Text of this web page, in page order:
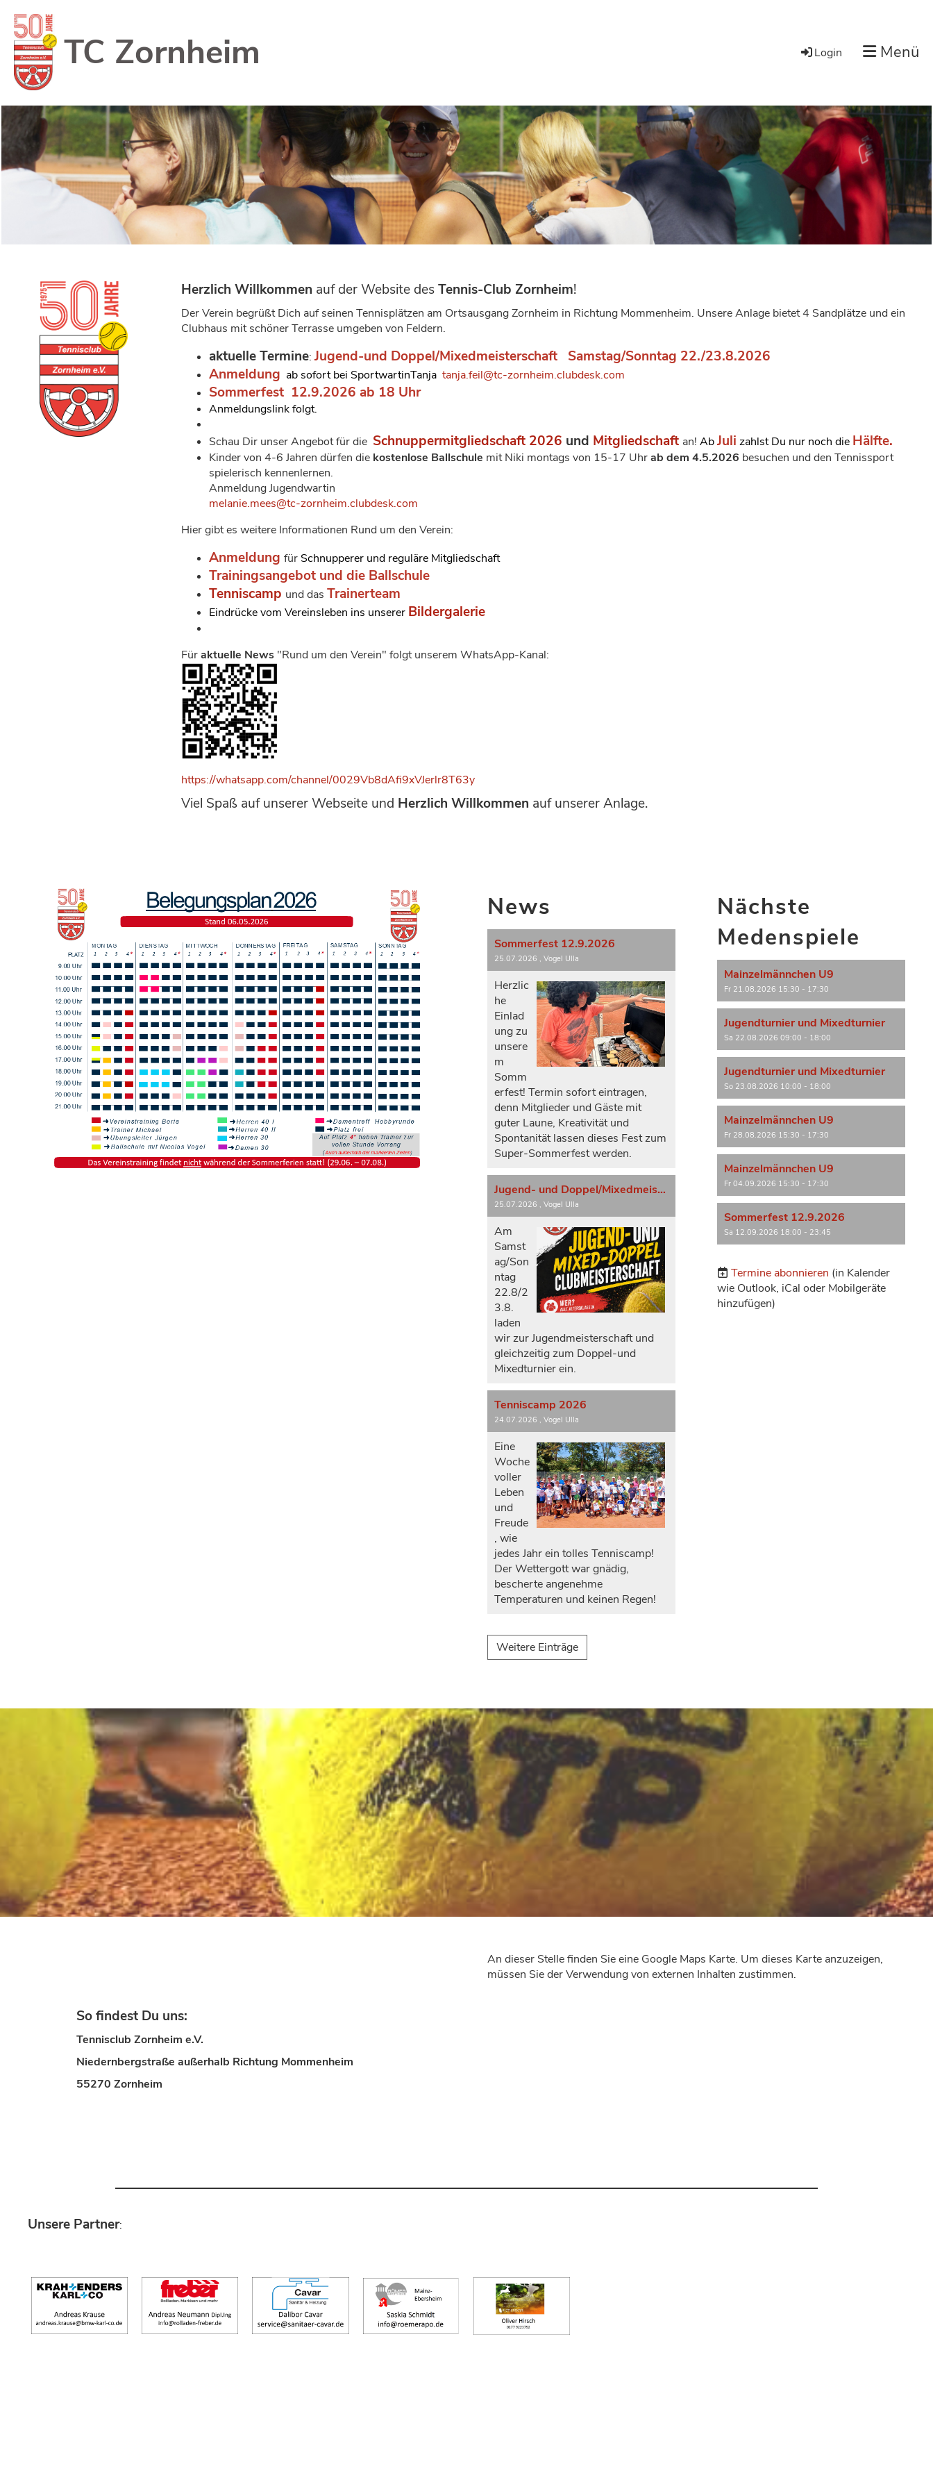
TC Zornheim Login Menü
Herzlich Willkommen auf der Website desTennis-Club Zornheim!
Der Verein begrüßt Dich auf seinen Tennisplätzen am Ortsausgang Zornheim in Richtung Mommenheim. Unsere Anlage bietet 4 Sandplätze und ein
Clubhaus mit schöner Terrasse umgeben von Feldern.
aktuelle Termine: Jugend-und Doppel/Mixedmeisterschaft
Samstag/Sonntag 22./23.8.2026
Anmeldung ab sofort bei SportwartinTanja tanja.feil@tc-zornheim.clubdesk.com
Sommerfest 12.9.2026 ab 18 Uhr
Anmeldungslink folgt.
Schau Dir unser Angebot für die Schnuppermitgliedschaft 2026 und Mitgliedschaft an! AbJuli zahlst Du nur noch die Hälfte.
Kinder von 4-6 Jahren dürfen die kostenlose Ballschule mit Niki montags von 15-17 Uhrab dem 4.5.2026 besuchen und den Tennissport
spielerisch kennenlernen.
Anmeldung Jugendwartin
melanie.mees@tc-zornheim.clubdesk.com
Hier gibt es weitere Informationen Rund um den Verein:
Anmeldung für Schnupperer und reguläre Mitgliedschaft
Trainingsangebot und die Ballschule
Tenniscamp und das Trainerteam
Eindrücke vom Vereinsleben ins unserer Bildergalerie
Füraktuelle News"Rund um den Verein" folgt unserem WhatsApp-Kanal:
https://whatsapp.com/channel/0029Vb8dAfi9xVJerlr8T63y
Viel Spaß auf unserer Webseite und Herzlich Willkommen auf unserer Anlage.
News
Sommerfest 12.9.2026
25.07.2026 , Vogel Ulla
Herzlic
he
Einlad
ung zu
unsere
m
Somm
erfest! Termin sofort eintragen,
denn Mitglieder und Gäste mit
guter Laune, Kreativität und
Spontanität lassen dieses Fest zum
Super-Sommerfest werden.
Jugend- und Doppel/Mixedmeisterschaft
25.07.2026 , Vogel Ulla
Am
Samst
ag/Son
ntag
22.8/2
3.8.
laden
wir zur Jugendmeisterschaft und
gleichzeitig zum Doppel-und
Mixedturnier ein.
Tenniscamp 2026
24.07.2026 , Vogel Ulla
Eine
Woche
voller
Leben
und
Freude
, wie
jedes Jahr ein tolles Tenniscamp!
Der Wettergott war gnädig,
bescherte angenehme
Temperaturen und keinen Regen!
Weitere Einträge
Nächste
Medenspiele
Mainzelmännchen U9
Fr 21.08.2026 15:30 - 17:30
Jugendturnier und Mixedturnier
Sa 22.08.2026 09:00 - 18:00
Jugendturnier und Mixedturnier
So 23.08.2026 10:00 - 18:00
Mainzelmännchen U9
Fr 28.08.2026 15:30 - 17:30
Mainzelmännchen U9
Fr 04.09.2026 15:30 - 17:30
Sommerfest 12.9.2026
Sa 12.09.2026 18:00 - 23:45
Termine abonnieren (in Kalender
wie Outlook, iCal oder Mobilgeräte
hinzufügen)
So findest Du uns:
Tennisclub Zornheim e.V.
Niedernbergstraße außerhalb Richtung Mommenheim
55270 Zornheim
An dieser Stelle finden Sie eine Google Maps Karte. Um dieses Karte anzuzeigen,
müssen Sie der Verwendung von externen Inhalten zustimmen.
Unsere Partner: